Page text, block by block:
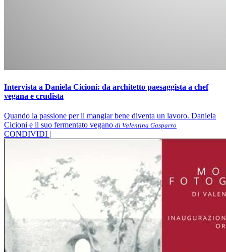
Intervista a Daniela Cicioni: da architetto paesaggista a chef
vegana e crudista
Quando la passione per il mangiar bene diventa un lavoro. Daniela
Cicioni e il suo fermentato vegano di Valentina Gasparro
CONDIVIDI |